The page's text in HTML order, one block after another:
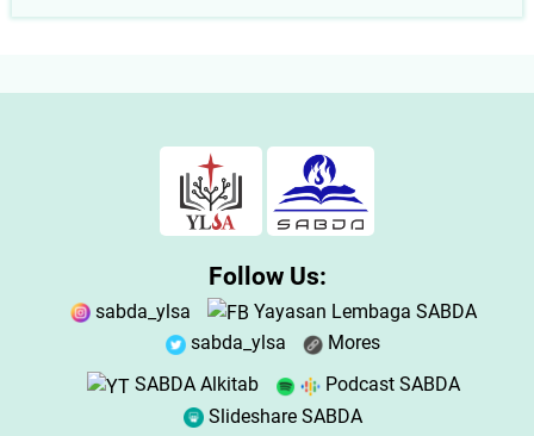
Follow Us:
sabda_ylsa
Yayasan Lembaga SABDA
sabda_ylsa
Mores
SABDA Alkitab
Podcast SABDA
Slideshare SABDA